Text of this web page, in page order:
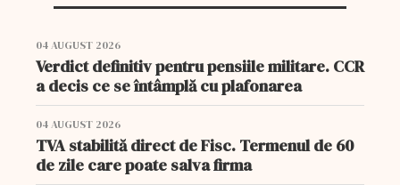
04 AUGUST 2026
Verdict definitiv pentru pensiile militare. CCR
a decis ce se întâmplă cu plafonarea
04 AUGUST 2026
TVA stabilită direct de Fisc. Termenul de 60
de zile care poate salva firma